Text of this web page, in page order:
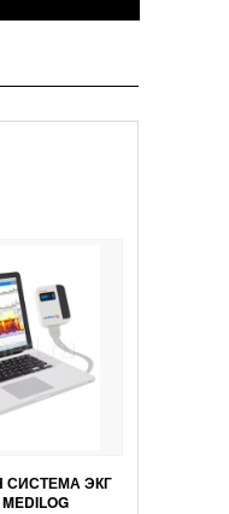
СИСТЕМА ЭКГ